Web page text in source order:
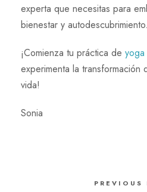
experta que necesitas para
bienestar y autodescubrimiento.
¡Comienza tu práctica de
experimenta la
vida!
Sonia
PREVIOUS